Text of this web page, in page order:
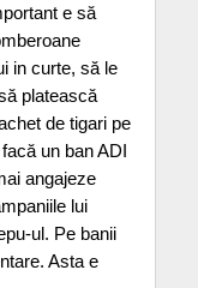
e să
in curte, să le
platească
de tigari pe
un ban ADI
angajeze
lui
ul. Pe banii
Asta e